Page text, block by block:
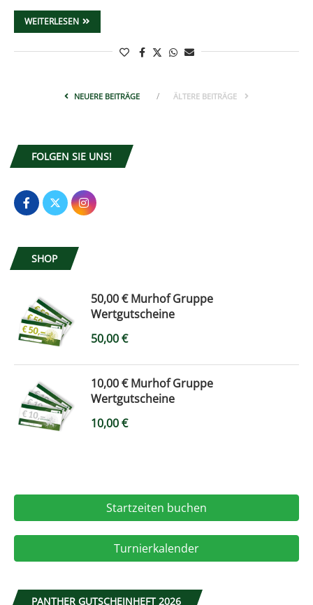
WEITERLESEN
NEUERE BEITRÄGE ÄLTERE BEITRÄGE
FOLGEN SIE UNS!
SHOP
50,00 € Murhof Gruppe
Wertgutscheine
50,00€
10,00 € Murhof Gruppe
Wertgutscheine
10,00€
Startzeiten buchen
Turnierkalender
PANTHER GUTSCHEINHEFT 2026